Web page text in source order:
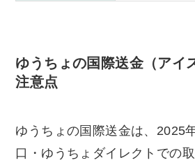
ゆうちょの国際送金（アイ
注意点
ゆうちょの国際送金は、2025
口・ゆうちょダイレクトでの